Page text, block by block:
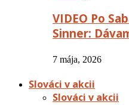
VIDEO Po
Sinner:
7 mája, 2026
Slováci v akcii
Slováci v akcii